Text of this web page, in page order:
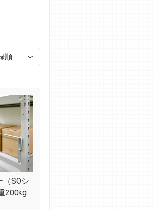
（SOシ
200kg